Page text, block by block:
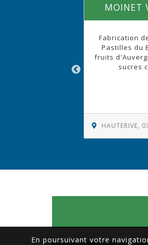
AUTO-IES.COM
Distributeur de voitures
kilomètres et occasions.
la livraison à domicile
France, la reprise
HAUTERIVE, 03270
En poursuivant votre